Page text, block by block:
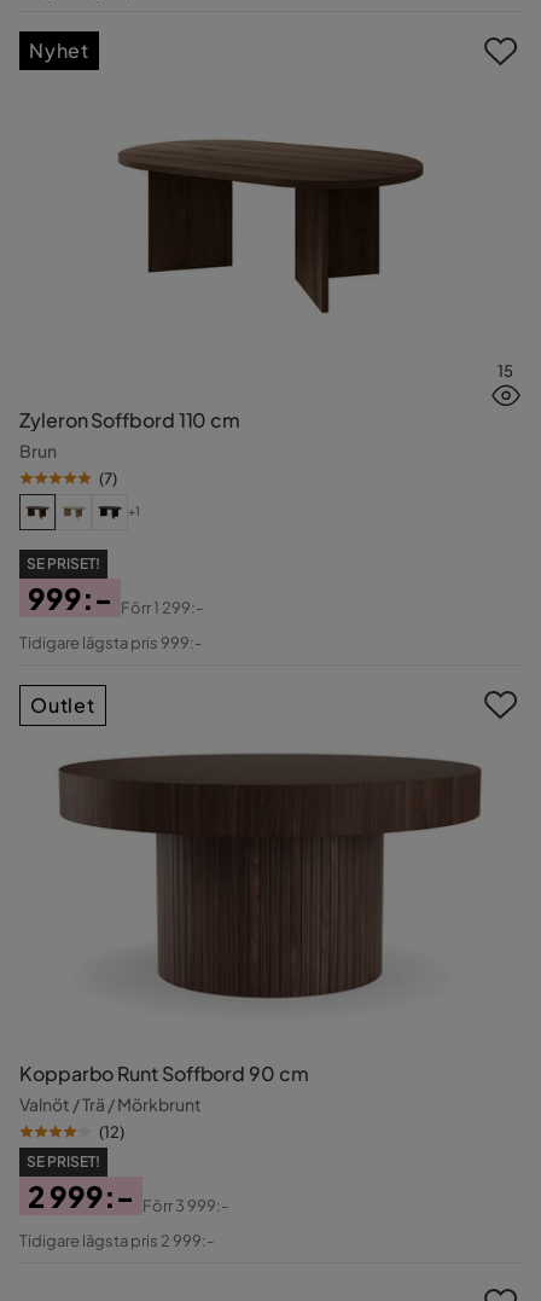
15
Zyleron Soffbord 110 cm
Brun
(7)
+1
SE PRISET!
Pris
999:-
Original
Förr1 299:-
Tidigare lägsta pris 999:-
Nyhet
Kopparbo Runt Soffbord 90 cm
Valnöt / Trä / Mörkbrunt
(12)
SE PRISET!
Pris
2 999:-
Original
Förr3 999:-
Tidigare lägsta pris 2 999:-
Outlet